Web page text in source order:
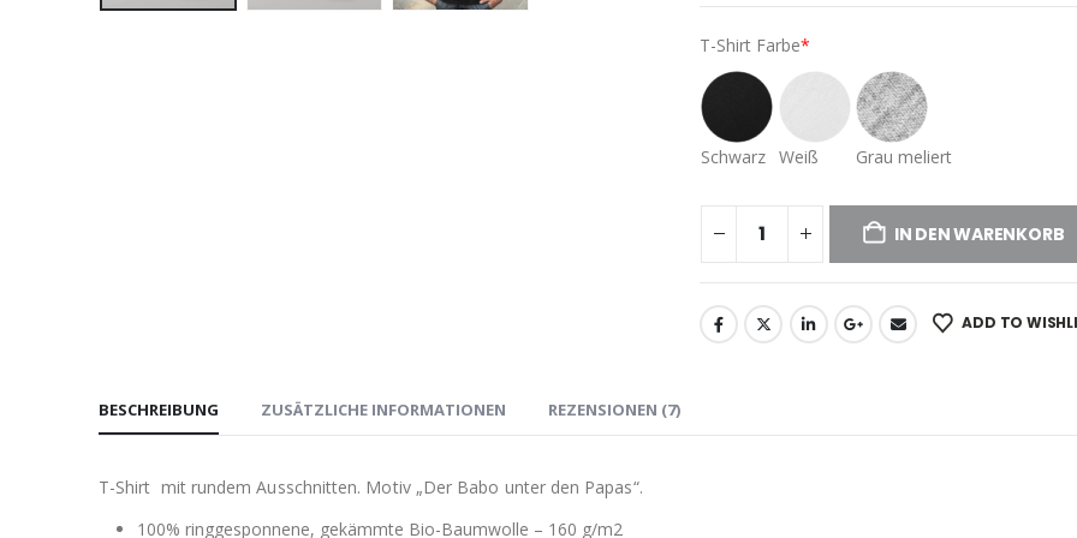
T-Shirt Farbe*
Schwarz Weiß Grau meliert
IN DEN WARENKORB
ADD TO
BESCHREIBUNG ZUSÄTZLICHE INFORMATIONEN REZENSIONEN (7)
T-Shirt mit rundem Ausschnitten. Motiv „Der Babo unter den Papas“.
100% ringgesponnene, gekämmte Bio-Baumwolle – 160 g/m2